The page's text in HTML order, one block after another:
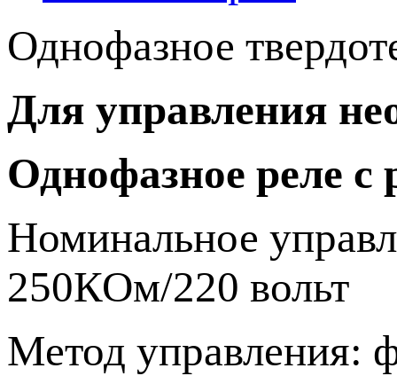
Однофазное
Для управления
Однофазное реле с
Номинальное
250КОм/220 вольт
Метод управления: